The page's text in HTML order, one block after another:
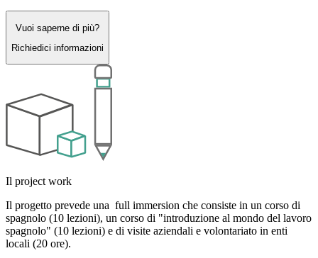
Vuoi saperne di più?
Richiedici informazioni
Il project work
Il progetto prevede una full immersion che consiste in un corso di
spagnolo (10 lezioni), un corso di "introduzione al mondo del lavoro
spagnolo" (10 lezioni) e di visite aziendali e volontariato in enti
locali (20 ore).